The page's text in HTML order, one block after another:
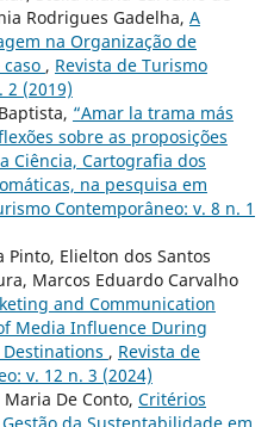
Rodrigues Gadelha, A
na Organização de
, Revista de Turismo
2 (2019)
“Amar la trama más
sobre as proposições
Ciência, Cartografia dos
na pesquisa em
Contemporâneo: v. 8 n. 1
Elielton dos Santos
Marcos Eduardo Carvalho
and Communication
Media Influence During
, Revista de
v. 12 n. 3 (2024)
De Conto, Critérios